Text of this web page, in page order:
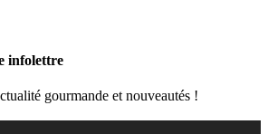
infolettre
gourmande et nouveautés !